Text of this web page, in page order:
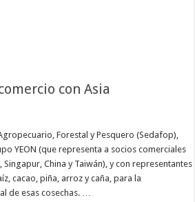
con Asia
Forestal y Pesquero (Sedafop),
YEON (que representa a socios comerciales
Singapur, China y Taiwán), y con representantes
cacao, piña, arroz y caña, para la
de esas cosechas. …